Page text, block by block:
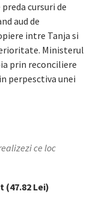
cursuri de
aud de
intre Tanja si
Ministerul
prin reconciliere
perpesctiva unei
ce loc
(47.82 Lei)